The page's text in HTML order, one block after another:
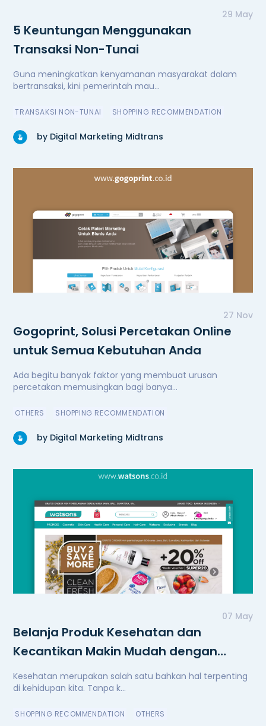
29 May
5 Keuntungan Menggunakan
Transaksi Non-Tunai
Guna meningkatkan kenyamanan masyarakat dalam
bertransaksi, kini pemerintah mau...
TRANSAKSI NON-TUNAI SHOPPING RECOMMENDATION
by Digital Marketing Midtrans
27 Nov
Gogoprint, Solusi Percetakan Online
untuk Semua Kebutuhan Anda
Ada begitu banyak faktor yang membuat urusan
percetakan memusingkan bagi banya...
OTHERS SHOPPING RECOMMENDATION
by Digital Marketing Midtrans
07 May
Belanja Produk Kesehatan dan
Kecantikan Makin Mudah dengan
Watsons
Kesehatan merupakan salah satu bahkan hal terpenting
di kehidupan kita. Tanpa k...
SHOPPING RECOMMENDATION OTHERS